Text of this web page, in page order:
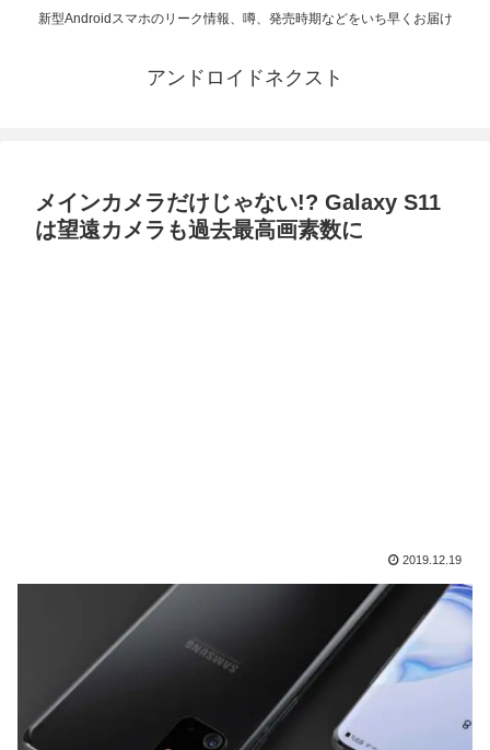
新型Androidスマホのリーク情報、噂、発売時期などをいち早くお届け
アンドロイドネクスト
メインカメラだけじゃない!? Galaxy S11
は望遠カメラも過去最高画素数に
2019.12.19